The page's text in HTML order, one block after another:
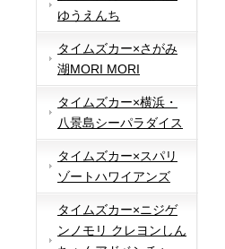
ゆうえんち
タイムズカー×さがみ
湖MORI MORI
タイムズカー×横浜・
八景島シーパラダイス
タイムズカー×スパリ
ゾートハワイアンズ
タイムズカー×ニジゲ
ンノモリ クレヨンしん